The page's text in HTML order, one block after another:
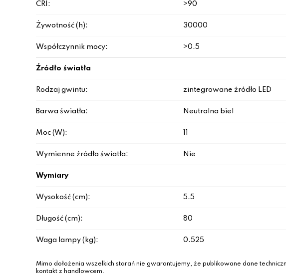
CRI: >90
Żywotność (h): 30000
Współczynnik mocy: >0.5
Źródło światła
Rodzaj gwintu: zintegrowane źródło LED
Barwa światła: Neutralna biel
Moc (W):
Wymienne źródło światła: Nie
Wymiary
Wysokość (cm): 5.5
Długość (cm): 80
Waga lampy (kg): 0.525
Mimo dołożenia wszelkich starań nie gwarantujemy, że publikowane dane
kontakt z handlowcem.